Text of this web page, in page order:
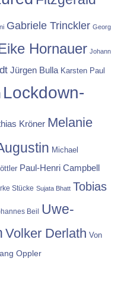
Gabriele Trinckler Georg
Hornauer Johann
Jürgen Bulla Karsten Paul
Lockdown-
Kröner Melanie
Michael
Paul-Henri Campbell
Stücke Sujata Bhatt Tobias
Beil
Uwe-
Volker Derlath Von
Oppler